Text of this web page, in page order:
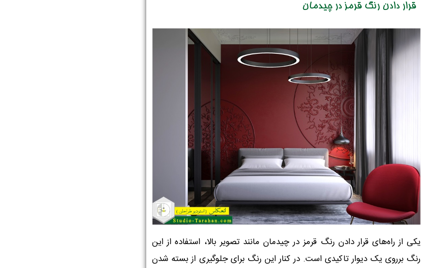
قرار دادن رنگ قرمز در چیدمان
یکی از راه‌های قرار دادن رنگ قرمز در چیدمان مانند تصویر بالا، استفاده از این
رنگ برروی یک دیوار تاکیدی است. در کنار این رنگ برای جلوگیری از بسته شدن